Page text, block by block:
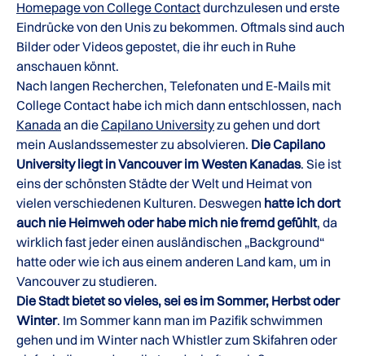
Homepage von College Contactdurchzulesen und erste
Eindrücke von den Unis zu bekommen. Oftmals sind auch
Bilder oder Videos gepostet, die ihr euch in Ruhe
anschauen könnt.
Nach langen Recherchen, Telefonaten und E-Mails mit
College Contact habe ich mich dann entschlossen, nach
Kanadaan dieCapilano Universityzu gehen und dort
mein Auslandssemester zu absolvieren. Die Capilano
University liegt in Vancouver im Westen Kanadas. Sie ist
eins der schönsten Städte der Welt und Heimat von
vielen verschiedenen Kulturen. Deswegen hatte ich dort
auch nie Heimweh oder habe mich nie fremd gefühlt, da
wirklich fast jeder einen ausländischen „Background“
hatte oder wie ich aus einem anderen Land kam, um in
Vancouver zu studieren.
Die Stadt bietet so vieles, sei es im Sommer, Herbst oder
Winter. Im Sommer kann man im Pazifik schwimmen
gehen und im Winter nach Whistler zum Skifahren oder